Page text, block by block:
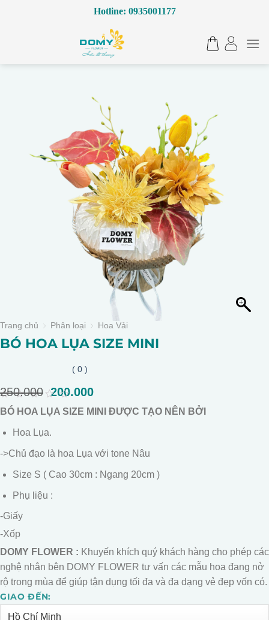
Hotline: 0935001177
Trang chủ Phân loại Hoa Vải
BÓ HOA LỤA SIZE MINI
0
out
5
( 0 )
250.000 Giá
là:
200.000
tại
BÓ HOA LỤA SIZE MINI ĐƯỢC TẠO NÊN BỞI
Hoa Lụa.
->Chủ đạo là hoa Lụa với tone Nâu
Size S ( Cao 30cm : Ngang 20cm )
Phụ liệu :
-Giấy
-Xốp
DOMY FLOWER : Khuyến khích quý khách hàng cho phép các
nghệ nhân bên DOMY FLOWER tư vấn các mẫu hoa đang nở
rộ trong mùa để giúp tận dụng tối đa và đa dạng vẻ đẹp vốn có.
GIAO ĐẾN:
Alternative: